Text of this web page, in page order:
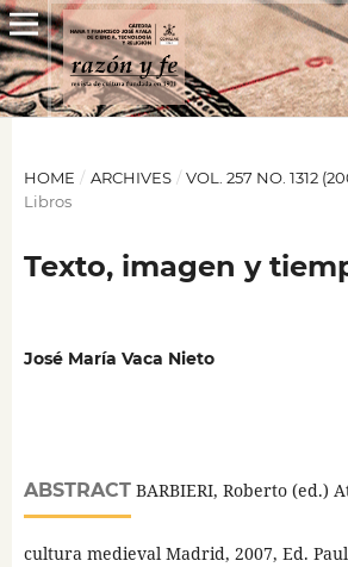
HOME / ARCHIVES / VOL. 257 NO. 1312
Libros
Texto, imagen y
José María Vaca Nieto
ABSTRACTBARBIERI, Roberto (ed.)
cultura medieval Madrid, 2007, Ed.